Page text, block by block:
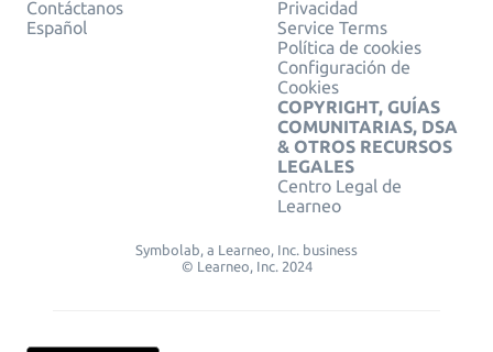
Contáctanos
Español
Privacidad
Service Terms
Política de cookies
Configuración de
Cookies
COPYRIGHT, GUÍAS
COMUNITARIAS, DSA
& OTROS RECURSOS
LEGALES
Centro Legal de
Learneo
Symbolab, a Learneo, Inc. business
© Learneo, Inc. 2024